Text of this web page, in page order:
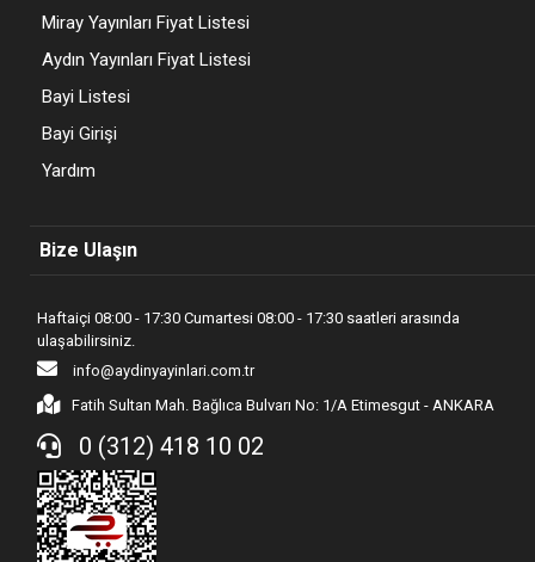
Miray Yayınları Fiyat Listesi
Aydın Yayınları Fiyat Listesi
Bayi Listesi
Bayi Girişi
Yardım
Bize Ulaşın
Haftaiçi 08:00 - 17:30 Cumartesi 08:00 - 17:30 saatleri arasında
ulaşabilirsiniz.
info@aydinyayinlari.com.tr
Fatih Sultan Mah. Bağlıca Bulvarı No: 1/A Etimesgut - ANKARA
0 (312) 418 10 02